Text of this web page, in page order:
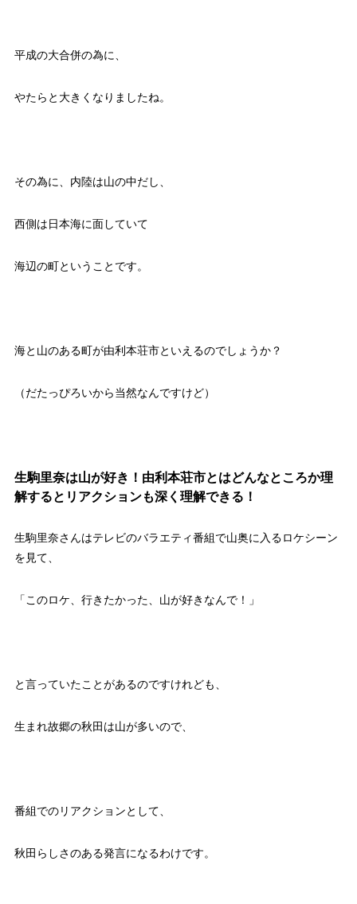
平成の大合併の為に、
やたらと大きくなりましたね。
その為に、内陸は山の中だし、
西側は日本海に面していて
海辺の町ということです。
海と山のある町が由利本荘市といえるのでしょうか？
（だたっぴろいから当然なんですけど）
生駒里奈は山が好き！由利本荘市とはどんなところか理
解するとリアクションも深く理解できる！
生駒里奈さんはテレビのバラエティ番組で山奥に入るロケシーン
を見て、
「このロケ、行きたかった、山が好きなんで！」
と言っていたことがあるのですけれども、
生まれ故郷の秋田は山が多いので、
番組でのリアクションとして、
秋田らしさのある発言になるわけです。